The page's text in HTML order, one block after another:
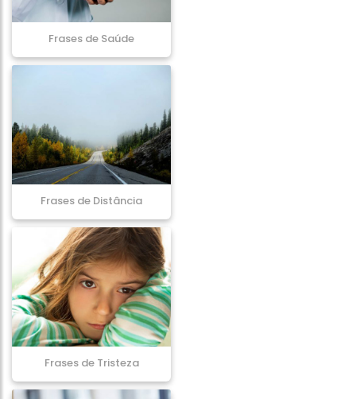
Frases de Saúde
Frases de Distância
Frases de Tristeza